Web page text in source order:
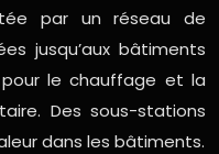
par un réseau de
jusqu’aux bâtiments
le chauffage et la
Des sous-stations
dans les bâtiments.